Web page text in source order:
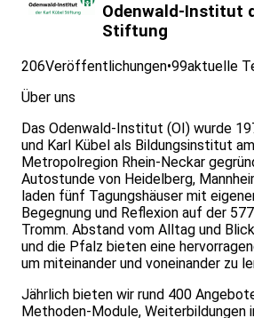
Odenwald-Institut
Stiftung
206Veröffentlichungen•99aktuelle
Über uns
Das Odenwald-Institut (OI) wurde
und Karl Kübel als Bildungsinstitut
Metropolregion Rhein-Neckar
Autostunde von Heidelberg,
laden fünf Tagungshäuser mit
Begegnung und Reflexion auf der
Tromm. Abstand vom Alltag und
und die Pfalz bieten eine
um miteinander und voneinander zu
Jährlich bieten wir rund 400
Methoden-Module, Weiterbildungen